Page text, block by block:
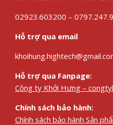
02923.603200 –
Hỗ trợ qua email
Hỗ trợ qua Fanpage:
Công ty Khởi Hưng –
Chính sách bảo hành:
Chính sách bảo hành Sản